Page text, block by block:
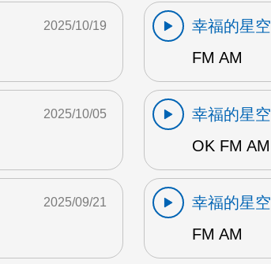
2025/10/19
幸福的星空
FM AM
2025/10/05
幸福的星空
OK FM AM
2025/09/21
幸福的星空
FM AM